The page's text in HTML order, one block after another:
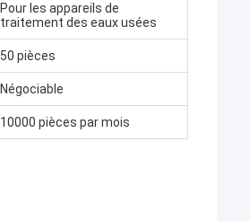
Pour les appareils de
traitement des eaux usées
50 pièces
Négociable
10000 pièces par mois